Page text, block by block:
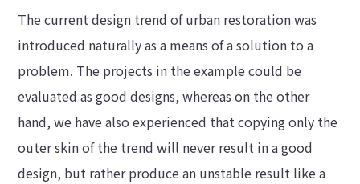
The current design trend of urban restoration was
introduced naturally as a means of a solution to a
problem. The projects in the example could be
evaluated as good designs, whereas on the other
hand, we have also experienced that copying only the
outer skin of the trend will never result in a good
design, but rather produce an unstable result like a